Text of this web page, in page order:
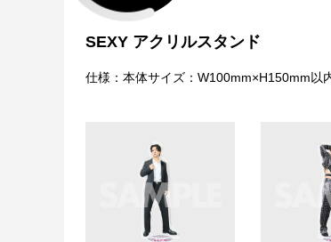
SEXY アクリルスタンド
仕様：本体サイズ：W100mm×H150mm